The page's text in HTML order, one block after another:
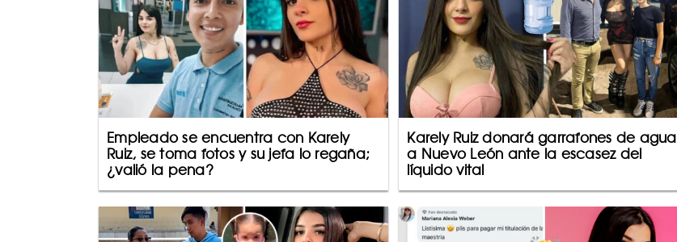
Empleado se encuentra con Karely
Ruiz, se toma fotos y su jefa lo regaña;
¿valió la pena?
Karely Ruiz donará garrafones de agua
a Nuevo León ante la escasez del
líquido vital